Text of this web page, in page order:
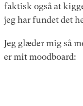
faktisk også at
jeg har fundet det
Jeg glæder mig så
er mit moodboard: